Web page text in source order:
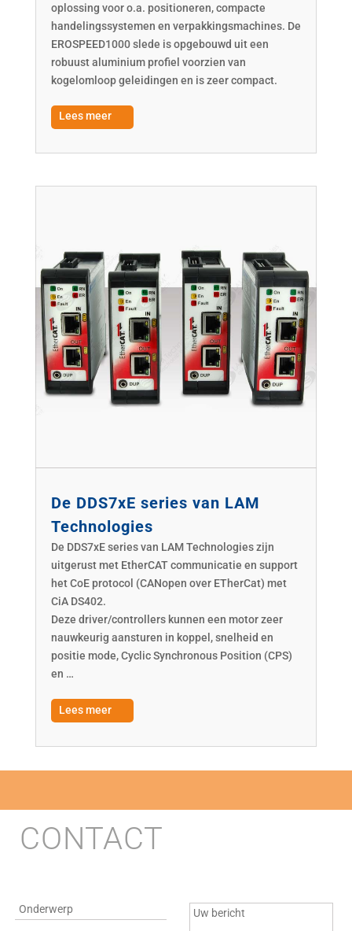
oplossing voor o.a. positioneren, compacte
handelingssystemen en verpakkingsmachines. De
EROSPEED1000 slede is opgebouwd uit een
robuust aluminium profiel voorzien van
kogelomloop geleidingen en is zeer compact.
Lees meer
De DDS7xE series van LAM
Technologies
De DDS7xE series van LAM Technologies zijn
uitgerust met EtherCAT communicatie en support
het CoE protocol (CANopen over ETherCat) met
CiA DS402.
Deze driver/controllers kunnen een motor zeer
nauwkeurig aansturen in koppel, snelheid en
positie mode, Cyclic Synchronous Position (CPS)
en …
Lees meer
CONTACT